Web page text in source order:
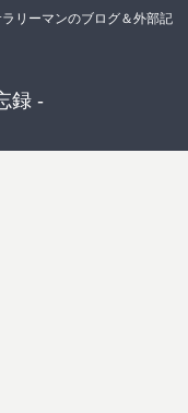
リーマンのブログ＆外部記
録 -